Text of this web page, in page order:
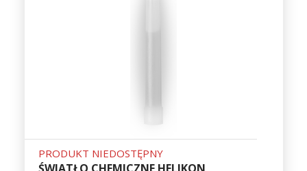
PRODUKT NIEDOSTĘPNY